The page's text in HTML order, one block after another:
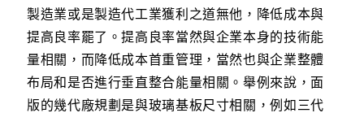
製造業或是製造代工業獲利之道無他，降低成本與
提高良率罷了。提高良率當然與企業本身的技術能
量相關，而降低成本首重管理，當然也與企業整體
布局和是否進行垂直整合能量相關。舉例來說，面
版的幾代廠規劃是與玻璃基板尺寸相關，例如三代